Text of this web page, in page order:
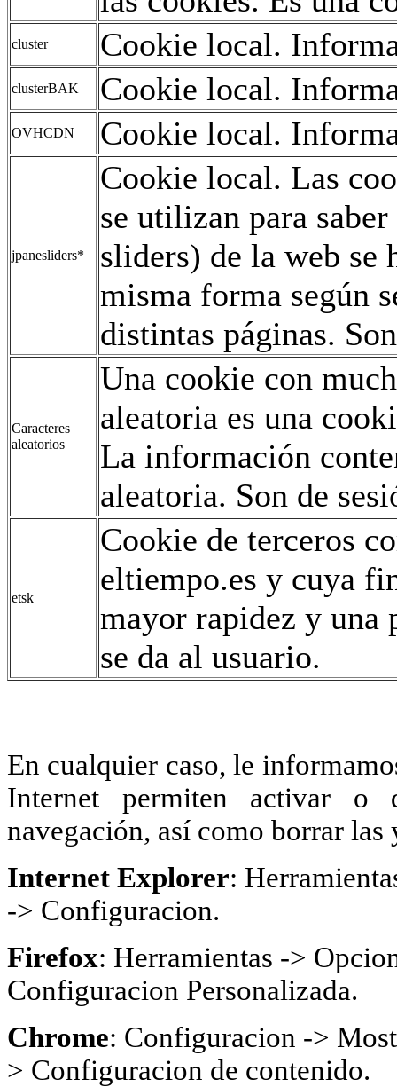
cluster Cookie local.
clusterBAK Cookie local.
OVHCDN Cookie local.
jpanesliders*
Cookie local. Las
se utilizan para
sliders) de la web se
misma forma según
distintas páginas.
Caracteres
aleatorios
Una cookie con
aleatoria es una
La información
aleatoria. Son de
etsk
Cookie de terceros
eltiempo.es y cuya
mayor rapidez y una
se da al usuario.
En cualquier caso, le
Internet permiten activar o
navegación, así como borrar las
Internet Explorer:
-> Configuracion.
Firefox: Herramientas ->
Configuracion Personalizada.
Chrome: Configuracion ->
> Configuracion de contenido.